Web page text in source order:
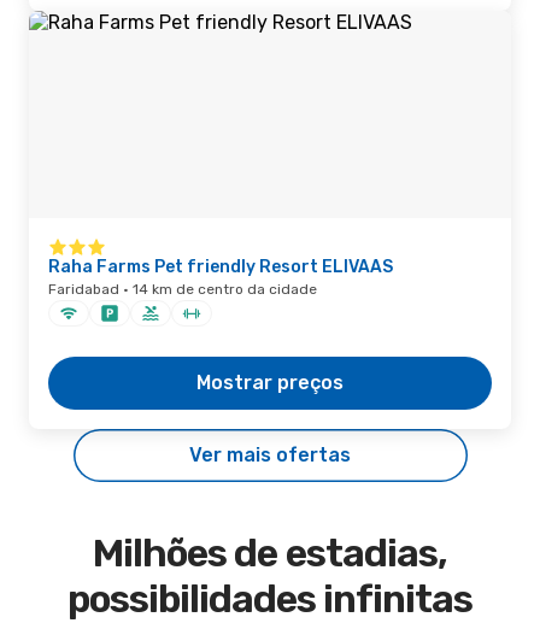
Raha Farms Pet friendly Resort ELIVAAS
Faridabad · 14 km de centro da cidade
Mostrar preços
Ver mais ofertas
Milhões de estadias,
possibilidades infinitas